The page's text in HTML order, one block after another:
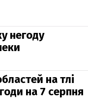
негоду
на тлі
на 7 серпня